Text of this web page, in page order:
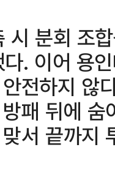
시 분회 조
. 이어 용
전하지 않
패 뒤에
서 끝까지